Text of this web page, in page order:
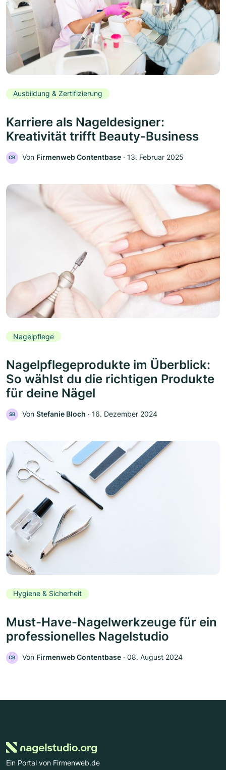
Ausbildung & Zertifizierung
Karriere als Nageldesigner:
Kreativität trifft Beauty-Business
CB Von Firmenweb Contentbase ‧ 13. Februar 2025
Nagelpflege
Nagelpflegeprodukte im Überblick:
So wählst du die richtigen Produkte
für deine Nägel
SB Von Stefanie Bloch ‧ 16. Dezember 2024
Hygiene & Sicherheit
Must-Have-Nagelwerkzeuge für ein
professionelles Nagelstudio
CB Von Firmenweb Contentbase ‧ 08. August 2024
Ein Portal von Firmenweb.de